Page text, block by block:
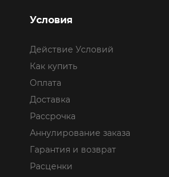
Условия
Действие Условий
Как купить
Оплата
Доставка
Рассрочка
Аннулирование заказа
Гарантия и возврат
Расценки